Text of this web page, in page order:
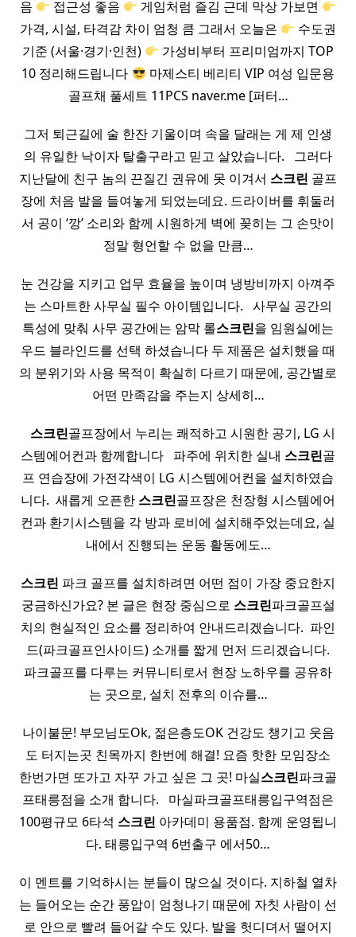
음 접근성 좋음
게임처럼 즐김 근데 막상 가보면
가격, 시설, 타격감 차이 엄청 큼 그래서 오늘은
수도권
기준 (서울·경기·인천)
가성비부터 프리미엄까지 TOP
10 정리해드립니다
마제스티 베리티 VIP 여성 입문용
골프채 풀세트 11PCS naver.me [퍼터…
그저 퇴근길에 술 한잔 기울이며 속을 달래는 게 제 인생
의 유일한 낙이자 탈출구라고 믿고 살았습니다. ​ ​ 그러다
지난달에 친구 놈의 끈질긴 권유에 못 이겨서 스크린 골프
장에 처음 발을 들여놓게 되었는데요. 드라이버를 휘둘러
서 공이 ‘깡’ 소리와 함께 시원하게 벽에 꽂히는 그 손맛이
정말 형언할 수 없을 만큼…
눈 건강을 지키고 업무 효율을 높이며 냉방비까지 아껴주
는 스마트한 사무실 필수 아이템입니다. ​ ​ 사무실 공간의
특성에 맞춰 사무 공간에는 암막 롤스크린을 임원실에는
우드 블라인드를 선택 하셨습니다 두 제품은 설치했을 때
의 분위기와 사용 목적이 확실히 다르기 때문에, 공간별로
어떤 만족감을 주는지 상세히…
스크린골프장에서 누리는 쾌적하고 시원한 공기, LG 시
스템에어컨과 함께합니다 ​ ​ 파주에 위치한 실내 스크린골
프 연습장에 가전각색이 ​LG 시스템에어컨을 설치하였습
니다. ​ 새롭게 오픈한 스크린골프장은 천장형 시스템에어
컨과 환기시스템을 각 방과 로비에 설치해주었는데요, 실
내에서 진행되는 운동 활동에도…
스크린 파크 골프를 설치하려면 어떤 점이 가장 중요한지
궁금하신가요? 본 글은 현장 중심으로 스크린파크골프설
치의 현실적인 요소를 정리하여 안내드리겠습니다. ​ 파인
드(파크골프인사이드) 소개를 짧게 먼저 드리겠습니다.
파크골프를 다루는 커뮤니티로서 현장 노하우를 공유하
는 곳으로, 설치 전후의 이슈를…
나이불문! 부모님도Ok, 젊은층도OK 건강도 챙기고 웃음
도 터지는곳 친목까지 한번에 해결! 요즘 핫한 모임장소
한번가면 또가고 자꾸 가고 싶은 그 곳! 마실스크린파크골
프태릉점을 소개 합니다. ​ ​ 마실파크골프태릉입구역점은
100평규모 6타석 스크린 아카데미 용품점. 함께 운영됩니
다. 태릉입구역 6번출구 에서50…
이 멘트를 기억하시는 분들이 많으실 것이다. 지하철 열차
는 들어오는 순간 풍압이 엄청나기 때문에 자칫 사람이 선
로 안으로 빨려 들어갈 수도 있다. 발을 헛디뎌서 떨어지